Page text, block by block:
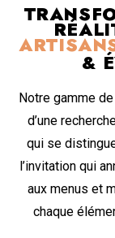
&
Notre gamme
d’une
qui se
l’invitation qui
aux menus et
chaque